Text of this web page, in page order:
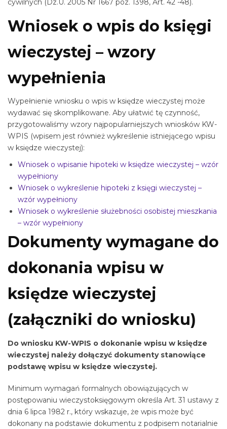
cywilnych (Dz.U. 2005 Nr 1667 poz. 1398, Art. 42 -48).
Wniosek o wpis do księgi
wieczystej – wzory
wypełnienia
Wypełnienie wniosku o wpis w księdze wieczystej może
wydawać się skomplikowane. Aby ułatwić tę czynność,
przygotowaliśmy wzory najpopularniejszych wniosków KW-
WPIS (wpisem jest również wykreślenie istniejącego wpisu
w księdze wieczystej):
Wniosek o wpisanie hipoteki w księdze wieczystej – wzór
wypełniony
Wniosek o wykreślenie hipoteki z księgi wieczystej –
wzór wypełniony
Wniosek o wykreślenie służebności osobistej mieszkania
– wzór wypełniony
Dokumenty wymagane do
dokonania wpisu w
księdze wieczystej
(załączniki do wniosku)
Do wniosku KW-WPIS o dokonanie wpisu w księdze
wieczystej należy dołączyć dokumenty stanowiące
podstawę wpisu w księdze wieczystej.
Minimum wymagań formalnych obowiązujących w
postępowaniu wieczystoksięgowym określa Art. 31 ustawy z
dnia 6 lipca 1982 r., który wskazuje, że wpis może być
dokonany na podstawie dokumentu z podpisem notarialnie